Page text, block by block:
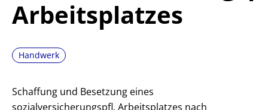
Arbeitsplatzes
Handwerk
Schaffung und Besetzung eines
sozialversicherungspfl. Arbeitsplatzes nach